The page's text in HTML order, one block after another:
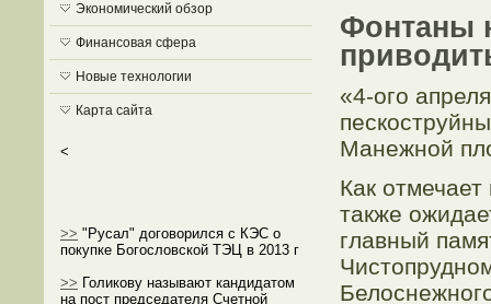
Экономический обзор
Финансовая сфера
Новые технологии
Карта сайта
<
>> "Русал" договорился с КЭС о
покупке Богословской ТЭЦ в 2013 г
>> Голикову называют кандидатом
на пост председателя Счетной
Фонтаны
«4-ого
Манежной
Как
также
главный